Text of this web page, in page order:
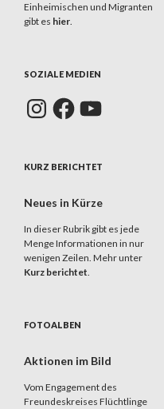
Einheimischen und Migranten
gibt es hier.
SOZIALE MEDIEN
InstagramFacebookYouTube
KURZ BERICHTET
Neues in Kürze
In dieser Rubrik gibt es jede
Menge Informationen in nur
wenigen Zeilen. Mehr unter
Kurz berichtet.
FOTOALBEN
Aktionen im Bild
Vom Engagement des
Freundeskreises Flüchtlinge